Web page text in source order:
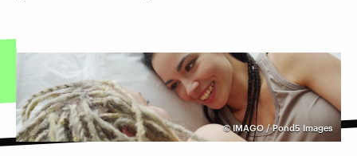
©IMAGO / Pond5 Images